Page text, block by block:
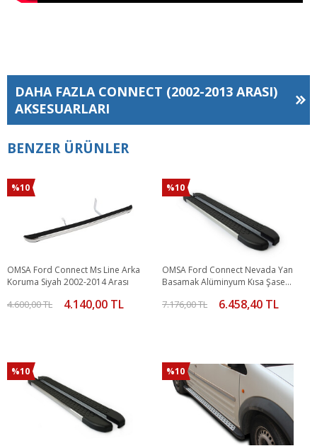
DAHA FAZLA CONNECT (2002-2013 ARASI)
AKSESUARLARI
BENZER ÜRÜNLER
%10
OMSA Ford Connect Ms Line Arka
Koruma Siyah 2002-2014 Arası
4.600,00 TL 4.140,00 TL
%10
OMSA Ford Connect Nevada Yan
Basamak Alüminyum Kısa Şase
7.176,00 TL 6.458,40 TL
%10 %10